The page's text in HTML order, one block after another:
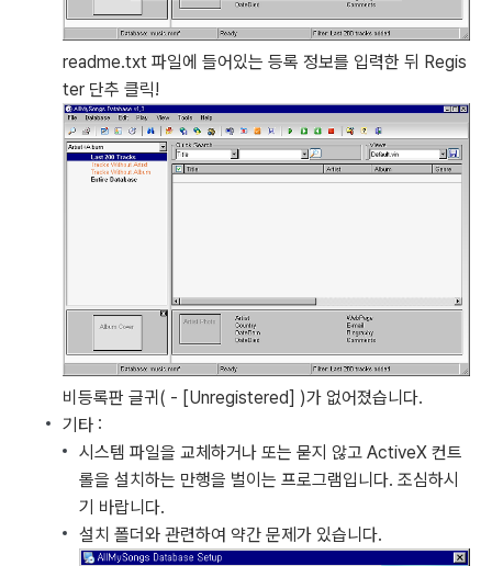
readme.txt 파일에 들어있는 등록 정보를 입력한 뒤 Regis
ter 단추 클릭!
비등록판 글귀( - [Unregistered] )가 없어졌습니다.
기타 :
시스템 파일을 교체하거나 또는 묻지 않고 ActiveX 컨트
롤을 설치하는 만행을 벌이는 프로그램입니다. 조심하시
기 바랍니다.
설치 폴더와 관련하여 약간 문제가 있습니다.